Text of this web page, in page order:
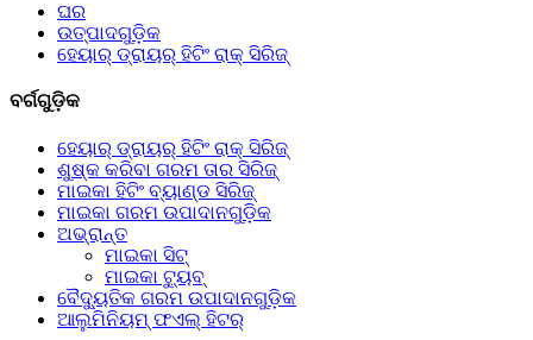
ଘର
ଉତ୍ପାଦଗୁଡ଼ିକ
ହେୟାର୍ ଡ୍ରାୟର୍ ହିଟିଂ ରାକ୍ ସିରିଜ୍
ବର୍ଗଗୁଡ଼ିକ
ହେୟାର୍ ଡ୍ରାୟର୍ ହିଟିଂ ରାକ୍ ସିରିଜ୍
ଶୁଷ୍କ କରିବା ଗରମ ତାର ସିରିଜ୍
ମାଇକା ହିଟିଂ ବ୍ୟାଣ୍ଡ ସିରିଜ୍
ମାଇକା ଗରମ ଉପାଦାନଗୁଡ଼ିକ
ଅଭ୍ରାନ୍ତ
ମାଇକା ସିଟ୍
ମାଇକା ଟ୍ୟୁବ୍
ବୈଦ୍ୟୁତିକ ଗରମ ଉପାଦାନଗୁଡ଼ିକ
ଆଲୁମିନିୟମ୍ ଫଏଲ୍ ହିଟର୍